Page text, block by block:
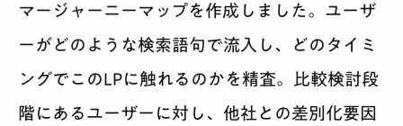
マージャーニーマップを作成しました。ユーザ
ーがどのような検索語句で流入し、どのタイミ
ングでこのLPに触れるのかを精査。比較検討段
階にあるユーザーに対し、他社との差別化要因